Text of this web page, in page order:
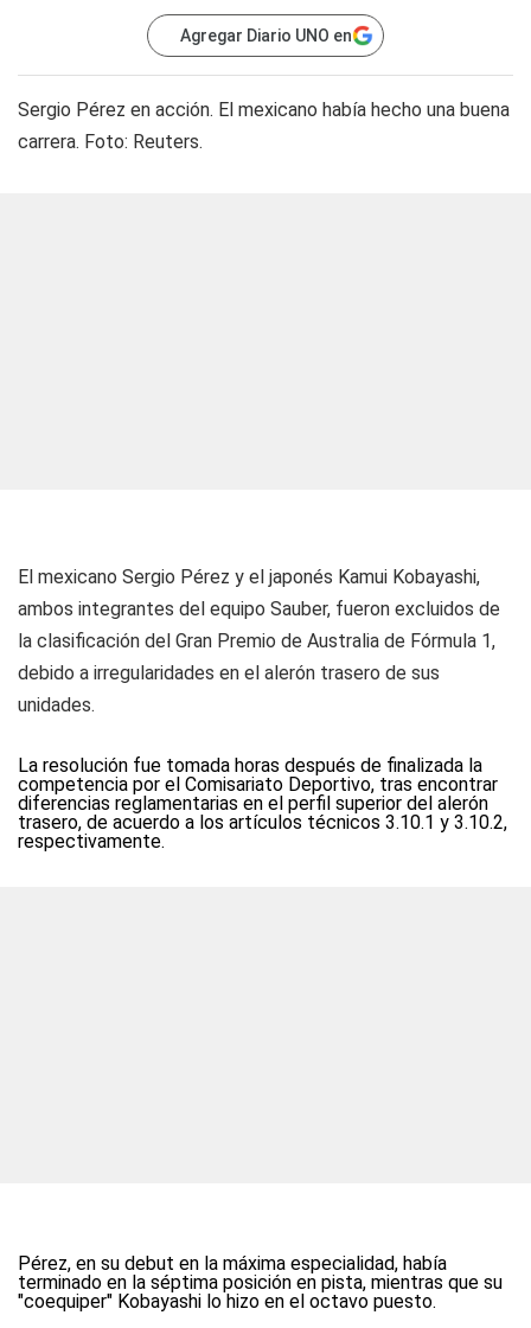
Agregar Diario UNO en
Sergio Pérez en acción. El mexicano había hecho una buena
carrera. Foto: Reuters.
El mexicano Sergio Pérez y el japonés Kamui Kobayashi,
ambos integrantes del equipo Sauber, fueron excluidos de
la clasificación del Gran Premio de Australia de Fórmula 1,
debido a irregularidades en el alerón trasero de sus
unidades.
La resolución fue tomada horas después de finalizada la
competencia por el Comisariato Deportivo, tras encontrar
diferencias reglamentarias en el perfil superior del alerón
trasero, de acuerdo a los artículos técnicos 3.10.1 y 3.10.2,
respectivamente.
Pérez, en su debut en la máxima especialidad, había
terminado en la séptima posición en pista, mientras que su
"coequiper" Kobayashi lo hizo en el octavo puesto.